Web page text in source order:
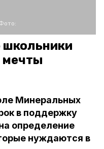
мечты
Минеральных
в поддержку
определение
нуждаются в